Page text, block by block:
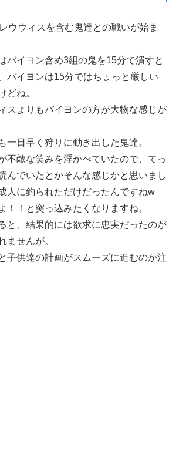
ウウィスを含む鬼達との戦いが始ま
バイヨン含め3組の鬼を15分で潰すと
バイヨンは15分ではちょっと厳しい
どね。
スよりもバイヨンの方が大物な感じが
一日早く狩りに動き出した鬼達。
不敵な笑みを浮かべていたので、てっ
んでいたとかそんな感じかと思いまし
人に釣られただけだったんですねw
！！と突っ込みたくなりますね。
と、結果的には欲求に忠実だったのが
ませんが。
子供達の計画がスムーズに進むのか注